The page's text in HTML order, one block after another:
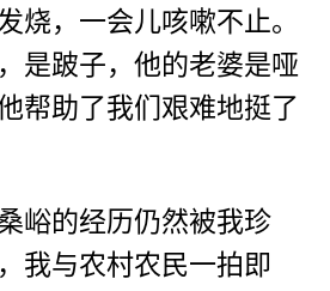
烧，一会儿咳嗽不止。
是跛子，他的老婆是哑
帮助了我们艰难地挺了
峪的经历仍然被我珍
我与农村农民一拍即